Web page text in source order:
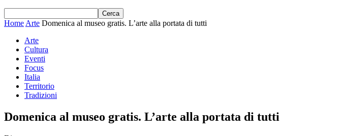
Home Arte Domenica al museo gratis. L’arte alla portata di tutti
Arte
Cultura
Eventi
Focus
Italia
Territorio
Tradizioni
Domenica al museo gratis. L’arte alla portata di tutti